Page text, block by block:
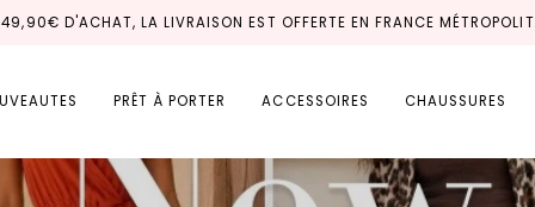
D'ACHAT, LA LIVRAISON EST OFFERTE EN FRANCE
PRÊT À PORTER ACCESSOIRES CHAUSSURES